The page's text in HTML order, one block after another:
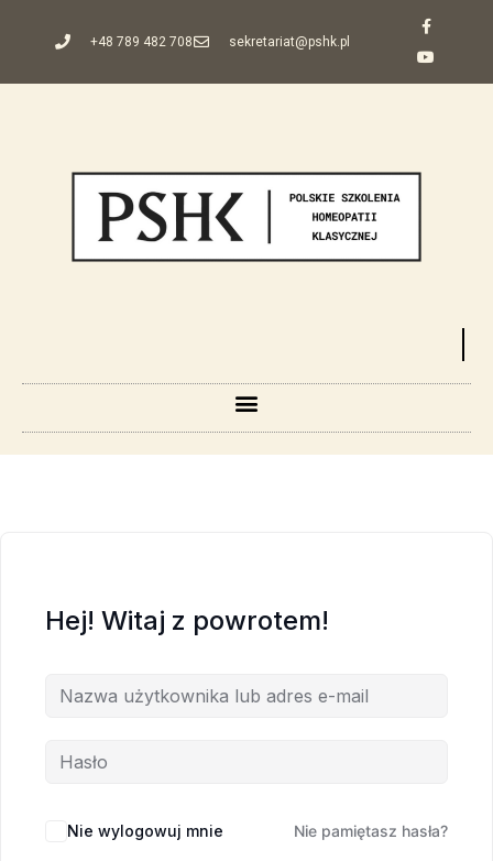
+48 789 482 708 sekretariat@pshk.pl
Hej! Witaj z powrotem!
Nie wylogowuj mnie Nie pamiętasz hasła?